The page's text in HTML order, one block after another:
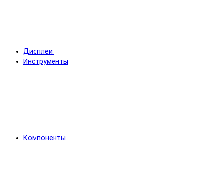
Дисплеи
Инструменты
Компоненты